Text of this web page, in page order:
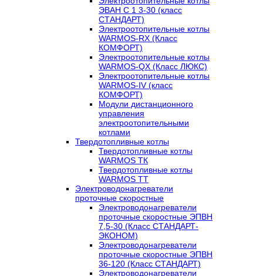
ЭВАН С 1 3-30 (класс
СТАНДАРТ)
Электроотопительные котлы
WARMOS-RX (Класс
КОМФОРТ)
Электроотопительные котлы
WARMOS-QX (Класс ЛЮКС)
Электроотопительные котлы
WARMOS-IV (класс
КОМФОРТ)
Модули дистанционного
управления
электроотопительными
котлами
Твердотопливные котлы
Твердотопливные котлы
WARMOS TК
Твердотопливные котлы
WARMOS TT
Электроводонагреватели
проточные скоростные
Электроводонагреватели
проточные скоростные ЭПВН
7,5-30 (Класс СТАНДАРТ-
ЭКОНОМ)
Электроводонагреватели
проточные скоростные ЭПВН
36-120 (Класс СТАНДАРТ)
Электроводонагреватели